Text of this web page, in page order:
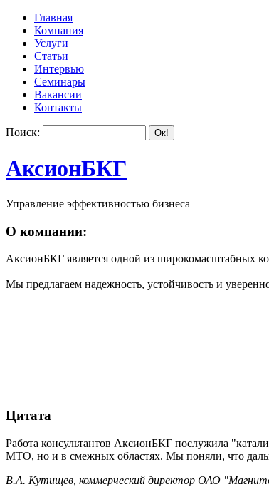
Главная
Компания
Услуги
Статьи
Интервью
Семинары
Вакансии
Контакты
Поиск:
АксионБКГ
Управление эффективностью бизнеса
О компании:
АксионБКГ является одной из широкомасштабных
Мы предлагаем надежность, устойчивость и
Цитата
Работа консультантов АксионБКГ послужила
МТО, но и в смежных областях. Мы поняли, что
В.А. Кутищев, коммерческий директор ОАО